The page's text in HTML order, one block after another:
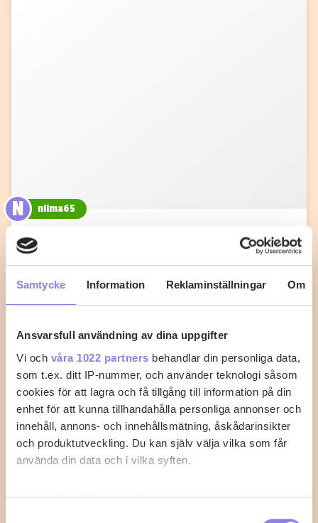
Samtycke Information Reklaminställningar Om
Ansvarsfull användning av dina uppgifter
Vi och våra 1022 partners behandlar din personliga data,
som t.ex. ditt IP-nummer, och använder teknologi såsom
cookies för att lagra och få tillgång till information på din
enhet för att kunna tillhandahålla personliga annonser och
innehåll, annons- och innehållsmätning, åskådarinsikter
och produktutveckling. Du kan själv välja vilka som får
använda din data och i vilka syften.
Med din tillåtelse skulle vi även vilja:
N nilma65
Fiskgratäng med kräftstjärtar och
tomatsås
Med det här receptet går det inte att misslyckas med
fisken.
0 0